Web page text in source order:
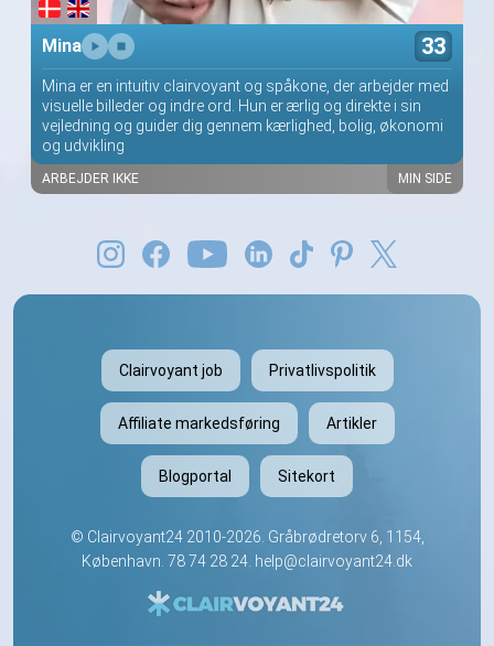
Mina 33
Mina er en intuitiv clairvoyant og spåkone, der arbejder med
visuelle billeder og indre ord. Hun er ærlig og direkte i sin
vejledning og guider dig gennem kærlighed, bolig, økonomi
og udvikling
ARBEJDER IKKE MIN SIDE
Clairvoyant job Privatlivspolitik
Affiliate markedsføring Artikler
Blogportal Sitekort
© Clairvoyant242010-2026. Gråbrødretorv 6, 1154,
København. 78 74 28 24. help@clairvoyant24.dk